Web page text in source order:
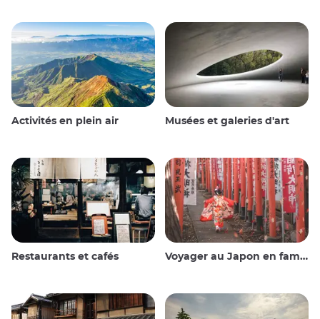
Activités en plein air Musées et galeries d'art
Restaurants et cafés Voyager au Japon en famille